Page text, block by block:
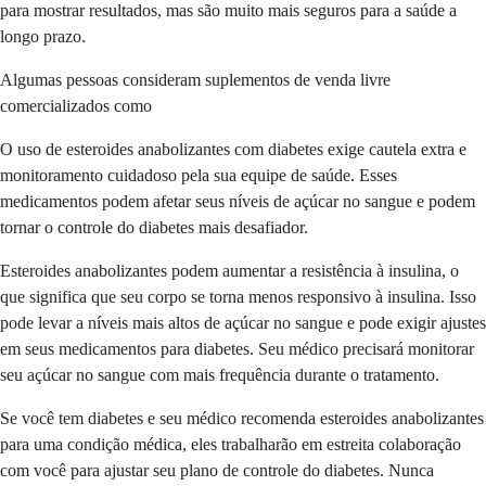
para mostrar resultados, mas são muito mais seguros para a saúde a
longo prazo.
Algumas pessoas consideram suplementos de venda livre
comercializados como
O uso de esteroides anabolizantes com diabetes exige cautela extra e
monitoramento cuidadoso pela sua equipe de saúde. Esses
medicamentos podem afetar seus níveis de açúcar no sangue e podem
tornar o controle do diabetes mais desafiador.
Esteroides anabolizantes podem aumentar a resistência à insulina, o
que significa que seu corpo se torna menos responsivo à insulina. Isso
pode levar a níveis mais altos de açúcar no sangue e pode exigir ajustes
em seus medicamentos para diabetes. Seu médico precisará monitorar
seu açúcar no sangue com mais frequência durante o tratamento.
Se você tem diabetes e seu médico recomenda esteroides anabolizantes
para uma condição médica, eles trabalharão em estreita colaboração
com você para ajustar seu plano de controle do diabetes. Nunca